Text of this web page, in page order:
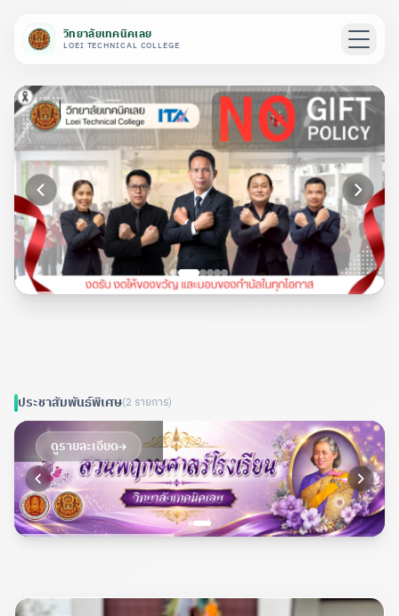
วิทยาลัยเทคนิคเลย
LOEI TECHNICAL COLLEGE
ประชาสัมพันธ์พิเศษ(2 รายการ)
ดูรายละเอียด